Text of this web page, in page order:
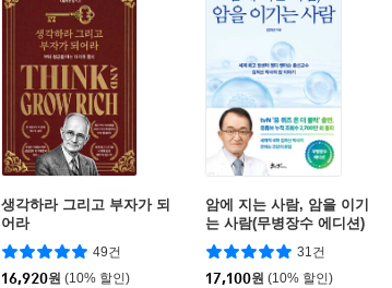
생각하라 그리고 부자가 되
어라
49건
16,920원 (10% 할인)
암에 지는 사람, 암을 이기
는 사람(무병장수 에디션)
31건
17,100원 (10% 할인)